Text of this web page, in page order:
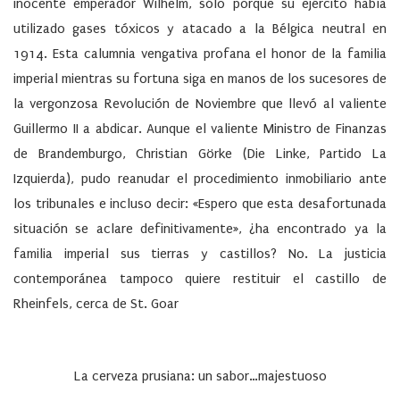
inocente emperador Wilhelm, sólo porque su ejército había
utilizado gases tóxicos y atacado a la Bélgica neutral en
1914. Esta calumnia vengativa profana el honor de la familia
imperial mientras su fortuna siga en manos de los sucesores de
la vergonzosa Revolución de Noviembre que llevó al valiente
Guillermo II a abdicar. Aunque el valiente Ministro de Finanzas
de Brandemburgo, Christian Görke (Die Linke, Partido La
Izquierda), pudo reanudar el procedimiento inmobiliario ante
los tribunales e incluso decir: «Espero que esta desafortunada
situación se aclare definitivamente», ¿ha encontrado ya la
familia imperial sus tierras y castillos? No. La justicia
contemporánea tampoco quiere restituir el castillo de
Rheinfels, cerca de St. Goar
La cerveza prusiana: un sabor…majestuoso